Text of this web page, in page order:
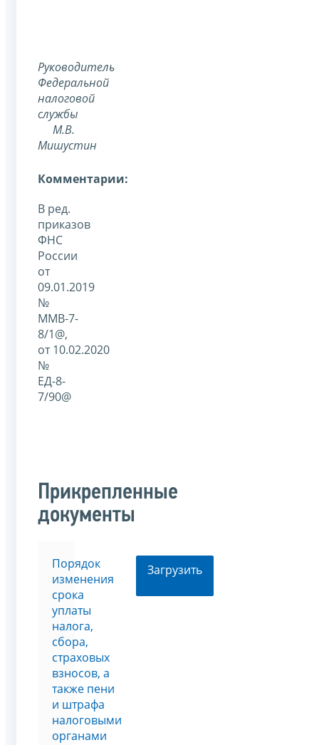
Руководитель
Федеральной
налоговой
службы
М.В.
Мишустин
Комментарии:
В ред.
приказов
ФНС
России
от
09.01.2019
№
ММВ-7-
8/1@,
от 10.02.2020
№
ЕД-8-
7/90@
Прикрепленные
документы
Порядок
изменения
срока
уплаты
налога,
сбора,
страховых
взносов, а
также пени
и штрафа
налоговыми
органами
Загрузить